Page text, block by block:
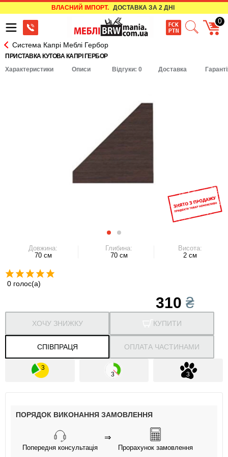
ВЛАСНИЙ ІМПОРТ. ДОСТАВКА ЗА 2 ДНІ
0
Система Капрі Меблі Гербор
ПРИСТАВКА КУТОВА КАПРІ ГЕРБОР
Характеристики
Описи Відгуки: 0 Доставка
Довжина:
70 см
Глибина:
70 см
Висота:
2 см
0 голос(а)
310 ₴
КУПИТИ
СПІВПРАЦЯ
ХОЧУ ЗНИЖКУ
ОПЛАТА ЧАСТИНАМИ
ПОРЯДОК ВИКОНАННЯ ЗАМОВЛЕННЯ
Попередня консультація
⇒
Прорахунок замовлення